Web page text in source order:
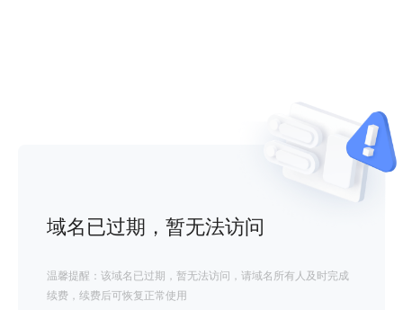
域名已过期，暂无法访问
温馨提醒：该域名已过期，暂无法访问，请域名所有人及时完成
续费，续费后可恢复正常使用